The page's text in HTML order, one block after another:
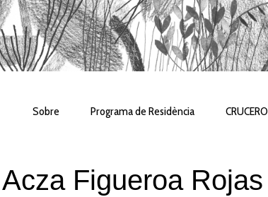
Sobre Programa de Residència CRUCERO
Figueroa Rojas